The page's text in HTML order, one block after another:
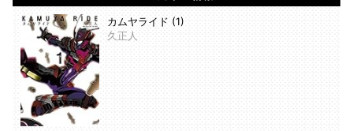
カムヤライド (1)
久正人